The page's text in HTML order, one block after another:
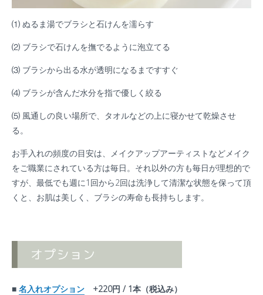
⑴ ぬるま湯でブラシと石けんを濡らす
⑵ ブラシで石けんを撫でるように泡立てる
⑶ ブラシから出る水が透明になるまですすぐ
⑷ ブラシが含んだ水分を指で優しく絞る
⑸ 風通しの良い場所で、タオルなどの上に寝かせて乾燥させ
る。
お手入れの頻度の目安は、メイクアップアーティストなどメイク
をご職業にされている方は毎日。それ以外の方も毎日が理想的で
すが、最低でも週に1回から2回は洗浄して清潔な状態を保って頂
くと、お肌は美しく、ブラシの寿命も長持ちします。
■ 名入れオプション +220円 / 1本（税込み）